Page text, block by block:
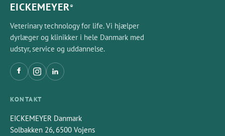
EICKEMEYER®
Veterinary technology for life. Vi hjælper
dyrlæger og klinikker i hele Danmark med
udstyr, service og uddannelse.
KONTAKT
EICKEMEYER Danmark
Solbakken 26, 6500 Vojens